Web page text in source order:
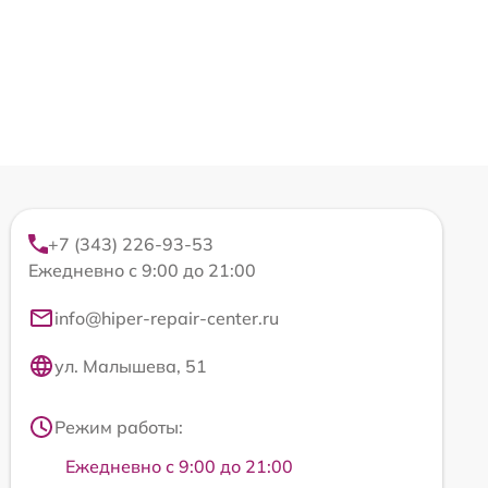
+7 (343) 226-93-53
Ежедневно с 9:00 до 21:00
info@hiper-repair-center.ru
ул. Малышева, 51
Режим работы:
Ежедневно с 9:00 до 21:00